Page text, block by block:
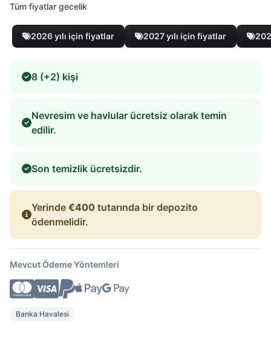
Tüm fiyatlar gecelik
2026 yılı için fiyatlar 2027 yılı için fiyatlar
8 (+2) kişi
Nevresim ve havlular ücretsiz olarak temin
edilir.
Son temizlik ücretsizdir.
Yerinde €400 tutarında bir depozito
ödenmelidir.
Mevcut Ödeme Yöntemleri
Banka Havalesi